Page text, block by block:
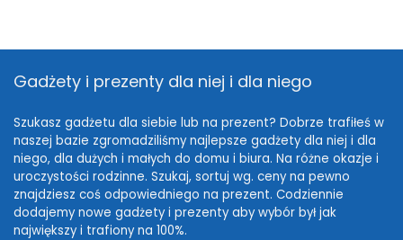
Gadżety i prezenty dla niej i dla niego
Szukasz gadżetu dla siebie lub na prezent? Dobrze trafiłeś w
naszej bazie zgromadziliśmy najlepsze gadżety dla niej i dla
niego, dla dużych i małych do domu i biura. Na różne okazje i
uroczystości rodzinne. Szukaj, sortuj wg. ceny na pewno
znajdziesz coś odpowiedniego na prezent. Codziennie
dodajemy nowe gadżety i prezenty aby wybór był jak
największy i trafiony na 100%.